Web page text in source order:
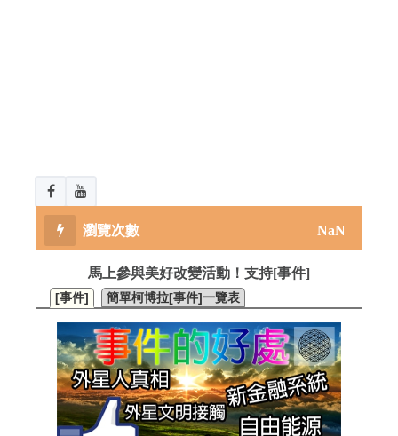
NaN
馬上參與美好改變活動！支持[事件]
[事件] 簡單柯博拉[事件]一覽表